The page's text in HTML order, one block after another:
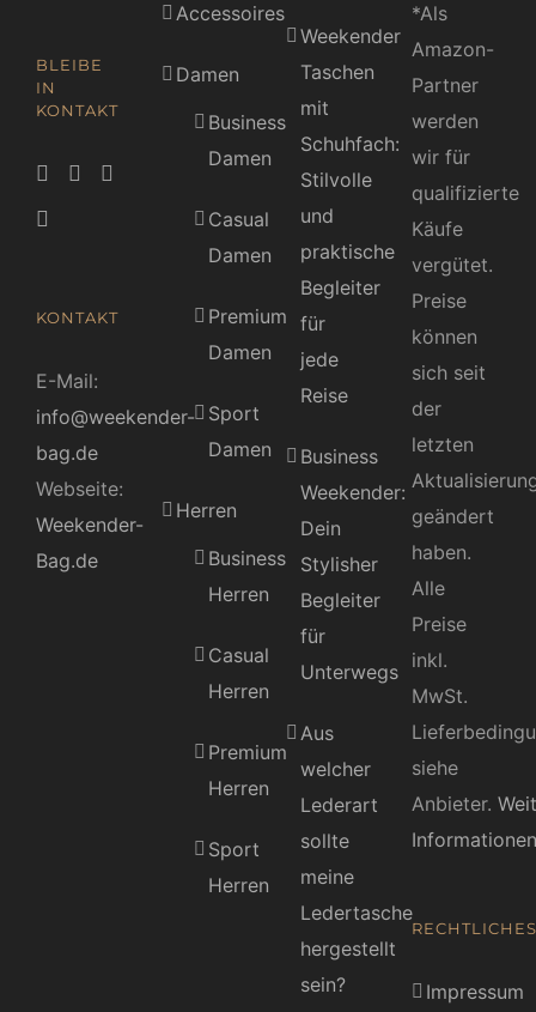
BLEIBE
IN
KONTAKT
KONTAKT
E-Mail:
info@weekender-
bag.de
Webseite:
Weekender-
Bag.de
Accessoires
Damen
Business
Damen
Casual
Damen
Premium
Damen
Sport
Damen
Herren
Business
Herren
Casual
Herren
Premium
Herren
Sport
Herren
Weekender
Taschen
mit
Schuhfach:
Stilvolle
und
praktische
Begleiter
für
jede
Reise
Business
Weekender:
Dein
Stylisher
Begleiter
für
Unterwegs
Aus
welcher
Lederart
sollte
meine
Ledertasche
hergestellt
sein?
*Als
Amazon-
Partner
werden
wir für
qualifizierte
Käufe
vergütet.
Preise
können
sich seit
der
letzten
geändert
haben.
Alle
Preise
inkl.
MwSt.
siehe
Anbieter.
Informationen
RECHTLICHES
Impressum